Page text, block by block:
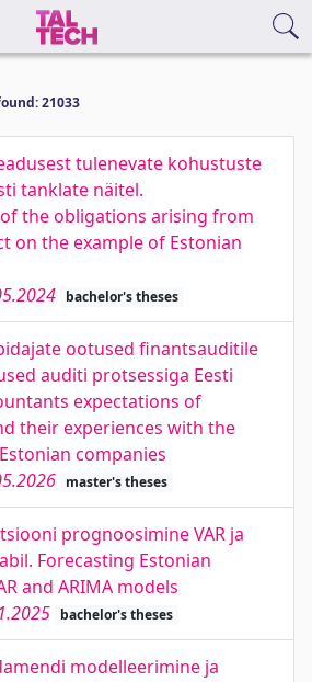
21033
tulenevate kohustuste
tanklate näitel.
the obligations arising from
on the example of Estonian
bachelor's theses
ootused finantsauditile
auditi protsessiga Eesti
expectations of
their experiences with the
companies
master's theses
prognoosimine VAR ja
Forecasting Estonian
and ARIMA models
bachelor's theses
modelleerimine ja